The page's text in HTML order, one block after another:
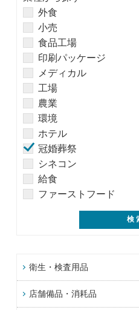
外食
小売
食品工場
印刷パッケージ
メディカル
工場
農業
環境
ホテル
冠婚葬祭
シネコン
給食
ファーストフード
衛生・検査用品
店舗備品・消耗品